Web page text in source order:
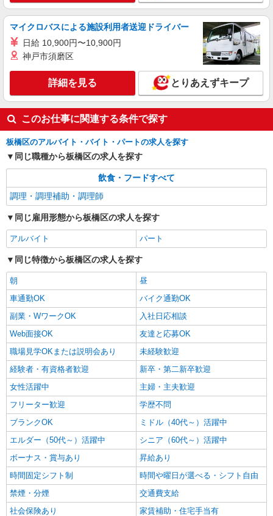
時給1250円 ＜高校生＞時給1230円
東京都板橋区小豆沢3-9-5
キープ 詳細を見る
マイクロバスによる施設利用者送迎ドライバー
日給 10,900円〜10,900円
神戸市須磨区
詳細を見る とりあえずキープ
このお仕事に関連する条件で探す
板橋区のアルバイト・バイト・パートの求人を探す
同じ職種から板橋区の求人を探す
飲食・フードすべて
調理・調理補助・調理師
同じ雇用形態から板橋区の求人を探す
アルバイト パート
同じ特徴から板橋区の求人を探す
朝
昼
車通勤OK
バイク通勤OK
副業・WワークOK
入社日応相談
Web面接OK
友達と応募OK
職場見学OKまたは説明会あり
未経験歓迎
経験者・有資格者歓迎
新卒・第二新卒歓迎
女性活躍中
主婦・主夫歓迎
フリーター歓迎
学歴不問
ブランクOK
ミドル（40代～）活躍中
エルダー（50代～）活躍中
シニア（60代～）活躍中
ボーナス・賞与あり
昇給あり
時間固定シフト制
時間や曜日が選べる・シフト自由
禁煙・分煙
交通費支給
社会保険あり
家賃補助・住宅手当有